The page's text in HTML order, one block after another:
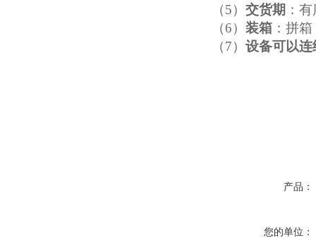
（5） 交货期 ：
（6） 装箱 ：拼箱
（7） 设备可以
产品：
您的单位：